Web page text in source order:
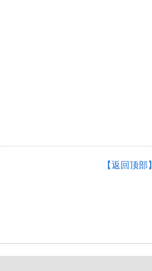
【返回顶部】